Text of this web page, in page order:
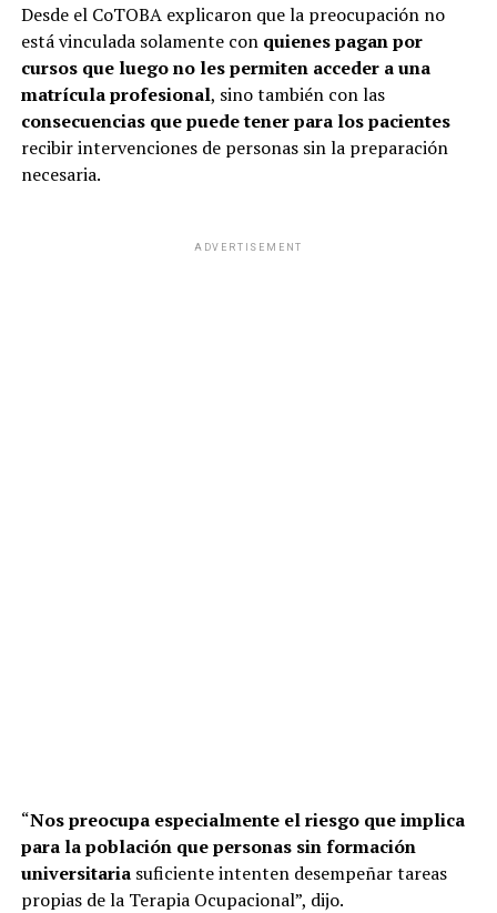
Desde el CoTOBA explicaron que la preocupación no
está vinculada solamente con quienes pagan por
cursos que luego no les permiten acceder a una
matrícula profesional, sino también con las
consecuencias que puede tener para los pacientes
recibir intervenciones de personas sin la preparación
necesaria.
ADVERTISEMENT
“Nos preocupa especialmente el riesgo que implica
para la población que personas sin formación
universitaria suficiente intenten desempeñar tareas
propias de la Terapia Ocupacional”, dijo.